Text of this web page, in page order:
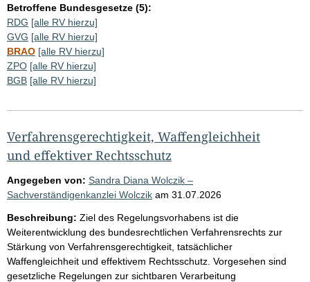
Betroffene Bundesgesetze (5):
RDG [alle RV hierzu]
GVG [alle RV hierzu]
BRAO [alle RV hierzu]
ZPO [alle RV hierzu]
BGB [alle RV hierzu]
Verfahrensgerechtigkeit, Waffengleichheit
und effektiver Rechtsschutz
Angegeben von: Sandra Diana Wolczik –
Sachverständigenkanzlei Wolczik am 31.07.2026
Beschreibung: Ziel des Regelungsvorhabens ist die
Weiterentwicklung des bundesrechtlichen Verfahrensrechts zur
Stärkung von Verfahrensgerechtigkeit, tatsächlicher
Waffengleichheit und effektivem Rechtsschutz. Vorgesehen sind
gesetzliche Regelungen zur sichtbaren Verarbeitung